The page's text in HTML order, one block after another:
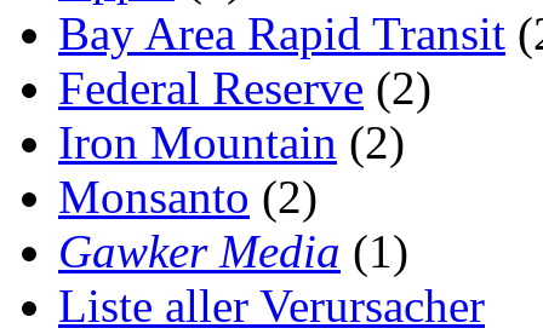
Bay Area Rapid Transit
Federal Reserve (2)
Iron Mountain (2)
Monsanto (2)
Gawker Media (1)
Liste aller Verursacher